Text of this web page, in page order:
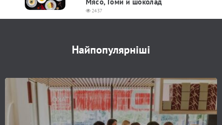
Мясо, Гоми и шоколад
2437
Найпопулярніші